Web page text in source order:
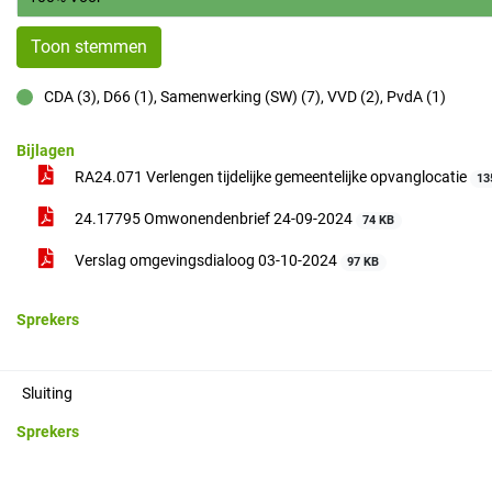
Toon stemmen
CDA (3), D66 (1), Samenwerking (SW) (7), VVD (2), PvdA (1)
Bijlagen
RA24.071 Verlengen tijdelijke gemeentelijke opvanglocatie
24.17795 Omwonendenbrief 24-09-2024 74 KB
Verslag omgevingsdialoog 03-10-2024 97 KB
Sprekers
Sluiting
Sprekers